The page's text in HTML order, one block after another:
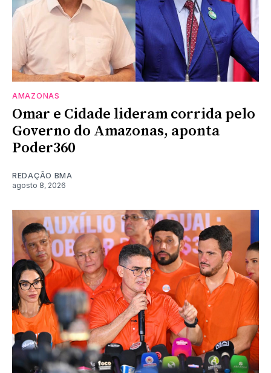
AMAZONAS
Omar e Cidade lideram corrida pelo
Governo do Amazonas, aponta
Poder360
REDAÇÃO BMA
agosto 8, 2026